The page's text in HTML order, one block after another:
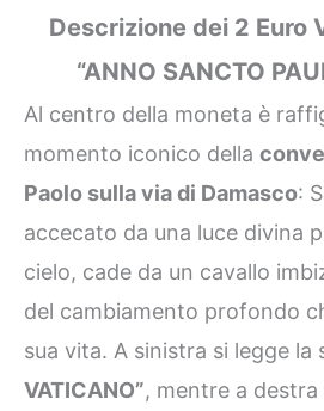
Descrizione dei 2 Euro
“ANNO SANCTO
Al centro della moneta è
momento iconico della
Paolo sulla via di Damasco:
accecato da una luce divina
cielo, cade da un cavallo
del cambiamento profondo
sua vita. A sinistra si legge la
VATICANO”, mentre a